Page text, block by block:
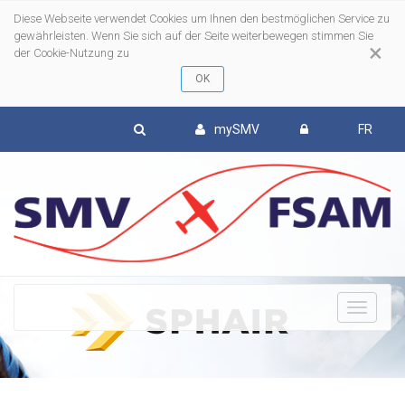
×
Diese Webseite verwendet Cookies um Ihnen den bestmöglichen Service zu
gewährleisten. Wenn Sie sich auf der Seite weiterbewegen stimmen Sie
der Cookie-Nutzung zu
mySMV FR